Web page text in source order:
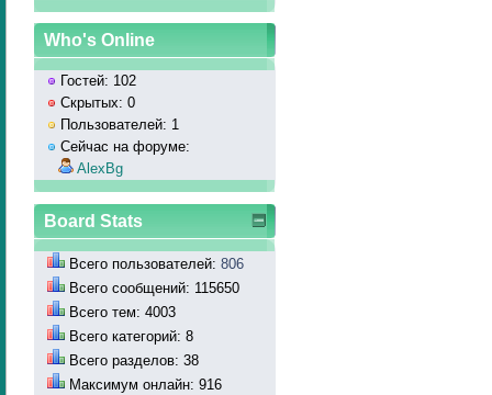
Who's Online
Гостей: 102
Скрытых: 0
Пользователей: 1
Сейчас на форуме:
AlexBg
Board Stats
Всего пользователей: 806
Всего сообщений: 115650
Всего тем: 4003
Всего категорий: 8
Всего разделов: 38
Максимум онлайн: 916